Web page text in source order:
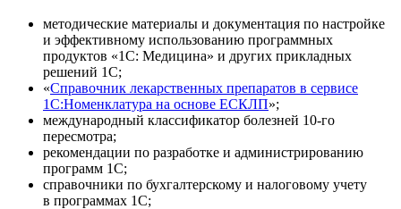
методические материалы и документация по настройке
и эффективному использованию программных
продуктов «1С: Медицина» и других прикладных
решений 1С;
«Справочник лекарственных препаратов в сервисе
1С:Номенклатура на основе ЕСКЛП»;
международный классификатор болезней 10-го
пересмотра;
рекомендации по разработке и администрированию
программ 1С;
справочники по бухгалтерскому и налоговому учету
в программах 1С;